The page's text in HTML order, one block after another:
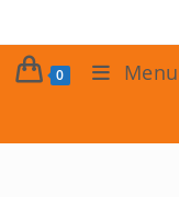
0 Menu